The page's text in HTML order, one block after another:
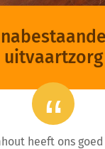
uitvaartzorg
heeft ons